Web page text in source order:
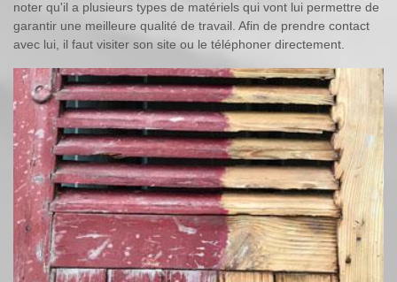
noter qu'il a plusieurs types de matériels qui vont lui permettre de
garantir une meilleure qualité de travail. Afin de prendre contact
avec lui, il faut visiter son site ou le téléphoner directement.